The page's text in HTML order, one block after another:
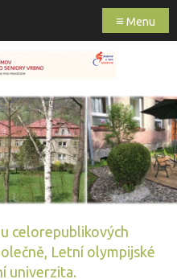
≡ Menu
celorepublikových
Letní olympijské
univerzita.